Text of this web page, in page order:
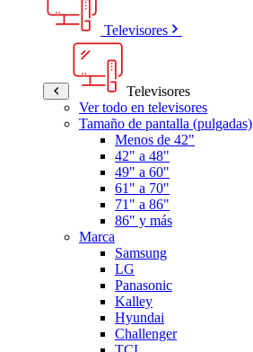
Televisores
Televisores
Ver todo en televisores
Tamaño de pantalla (pulgadas)
Menos de 42"
42" a 48"
49" a 60"
61" a 70"
71" a 86"
86" y más
Marca
Samsung
LG
Panasonic
Kalley
Hyundai
Challenger